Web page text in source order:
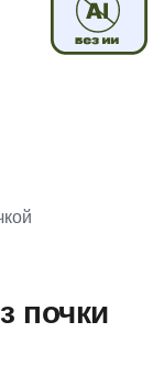
почки